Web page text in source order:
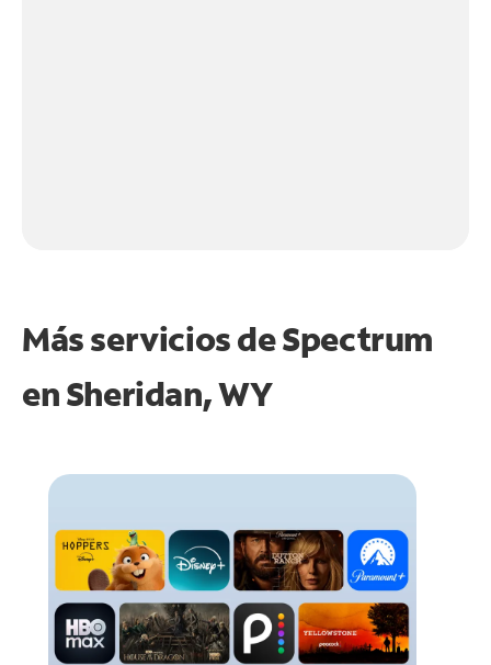
Más servicios de Spectrum
enSheridan, WY